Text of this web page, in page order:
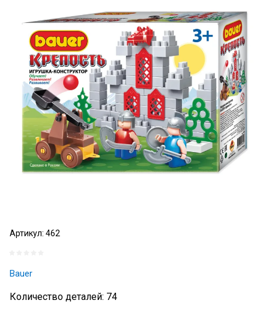
Артикул: 462
Bauer
Количество деталей: 74